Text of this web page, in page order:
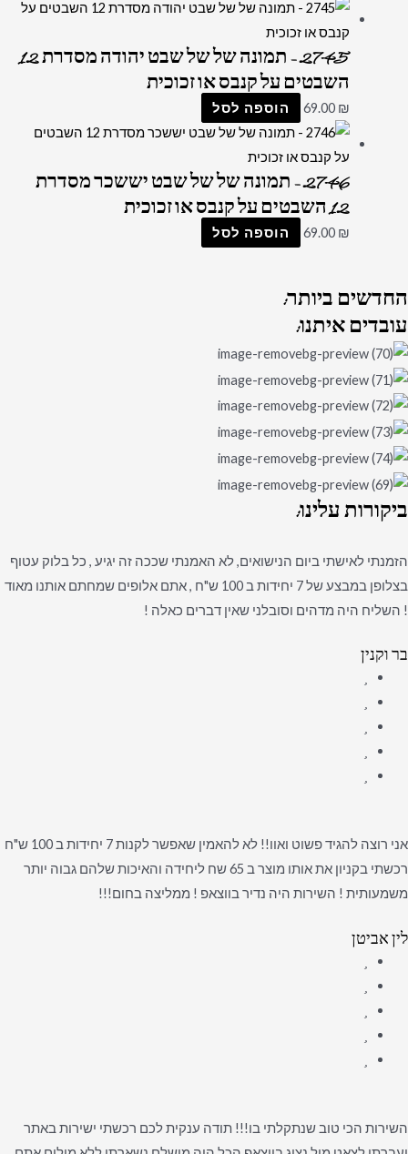
2745 – תמונה של של שבט יהודה מסדרת 12
השבטים על קנבס או זכוכית
69.00 ₪ הוספה לסל
2746 – תמונה של של שבט יששכר מסדרת
12 השבטים על קנבס או זכוכית
69.00 ₪ הוספה לסל
החדשיםביותר:
עובדיםאיתנו:
ביקורותעלינו:
הזמנתי לאישתי ביום הנישואים, לא האמנתי שככה זה יגיע , כל בלוק עטוף
בצלופן במבצע של 7 יחידות ב 100 ש"ח , אתם אלופים שמחתם אותנו מאוד
! השליח היה מדהים וסובלני שאין דברים כאלה !
בר וקנין
אני רוצה להגיד פשוט ואוו!! לא להאמין שאפשר לקנות 7 יחידות ב 100 ש"ח
רכשתי בקניון את אותו מוצר ב 65 שח ליחידה והאיכות שלהם גבוה יותר
משמעותית ! השירות היה נדיר בווצאפ ! ממליצה בחום!!!
לין אביטן
השירות הכי טוב שנתקלתי בו!!! תודה ענקית לכם רכשתי ישירות באתר